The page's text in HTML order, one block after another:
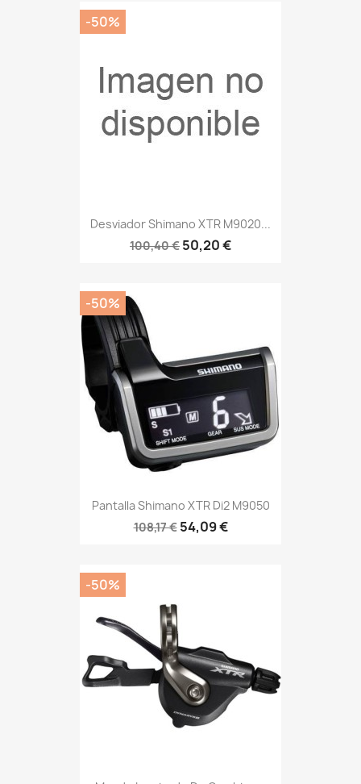
Desviador Shimano XTR M9020...
100,40 € 50,20 €
-50%
Pantalla Shimano XTR Di2 M9050
108,17 € 54,09 €
-50%
-50%